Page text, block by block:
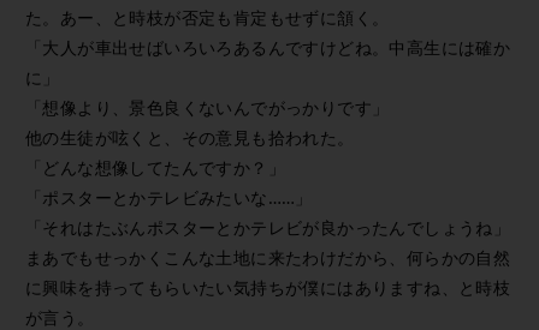
た。あー、と時枝が否定も肯定もせずに頷く。
「大人が車出せばいろいろあるんですけどね。中高生には確か
に」
「想像より、景色良くないんでがっかりです」
他の生徒が呟くと、その意見も拾われた。
「どんな想像してたんですか？」
「ポスターとかテレビみたいな……」
「それはたぶんポスターとかテレビが良かったんでしょうね」
まあでもせっかくこんな土地に来たわけだから、何らかの自然
に興味を持ってもらいたい気持ちが僕にはありますね、と時枝
が言う。